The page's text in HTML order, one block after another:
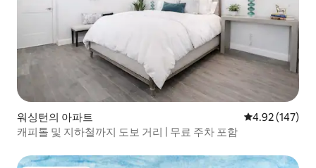
워싱턴의 아파트 평점 4.92점(5
4.92 (147)
캐피톨 및 지하철까지 도보 거리 | 무료 주차 포함